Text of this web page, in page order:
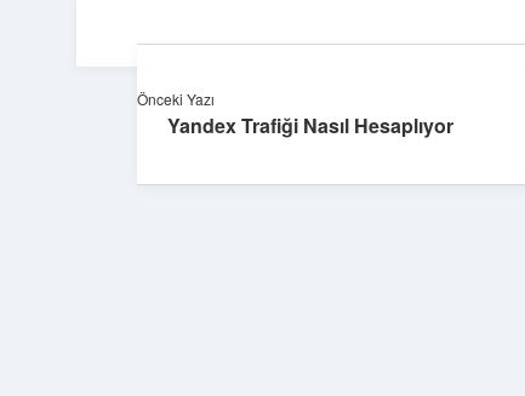
Önceki Yazı
Yandex Trafiği Nasıl Hesaplıyor